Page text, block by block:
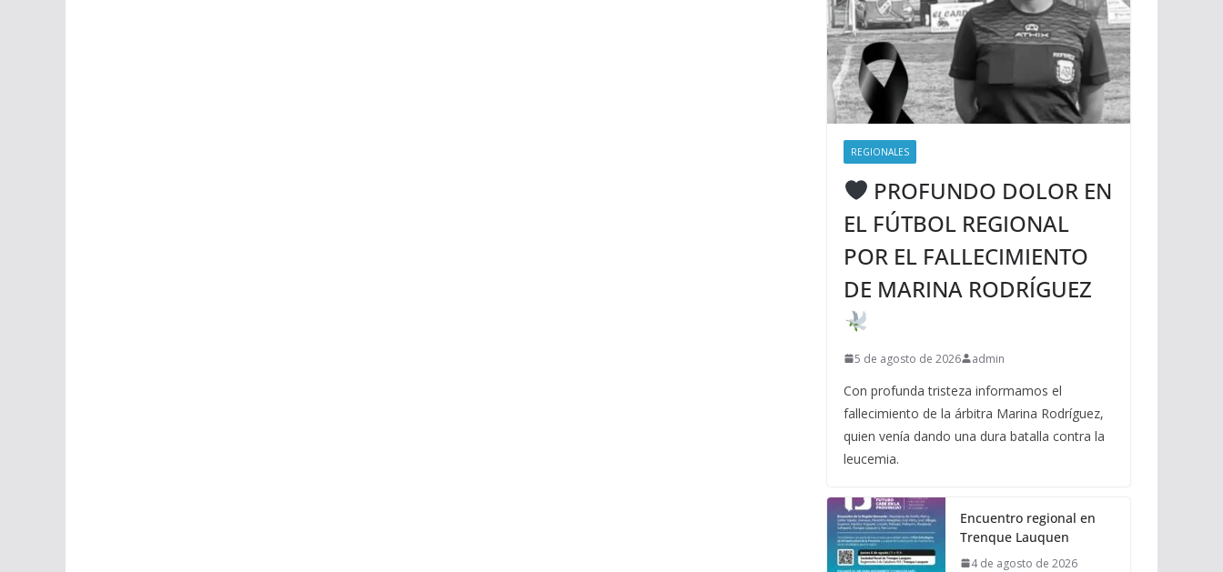
REGIONALES
PROFUNDO DOLOR EN
EL FÚTBOL REGIONAL
POR EL FALLECIMIENTO
DE MARINA RODRÍGUEZ
5 de agosto de 2026 admin
Con profunda tristeza informamos el
fallecimiento de la árbitra Marina Rodríguez,
quien venía dando una dura batalla contra la
leucemia.
Encuentro regional en
Trenque Lauquen
4 de agosto de 2026